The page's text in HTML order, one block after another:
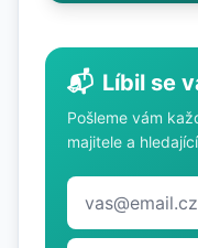
📬 Líbil se
Pošleme vám
majitele a